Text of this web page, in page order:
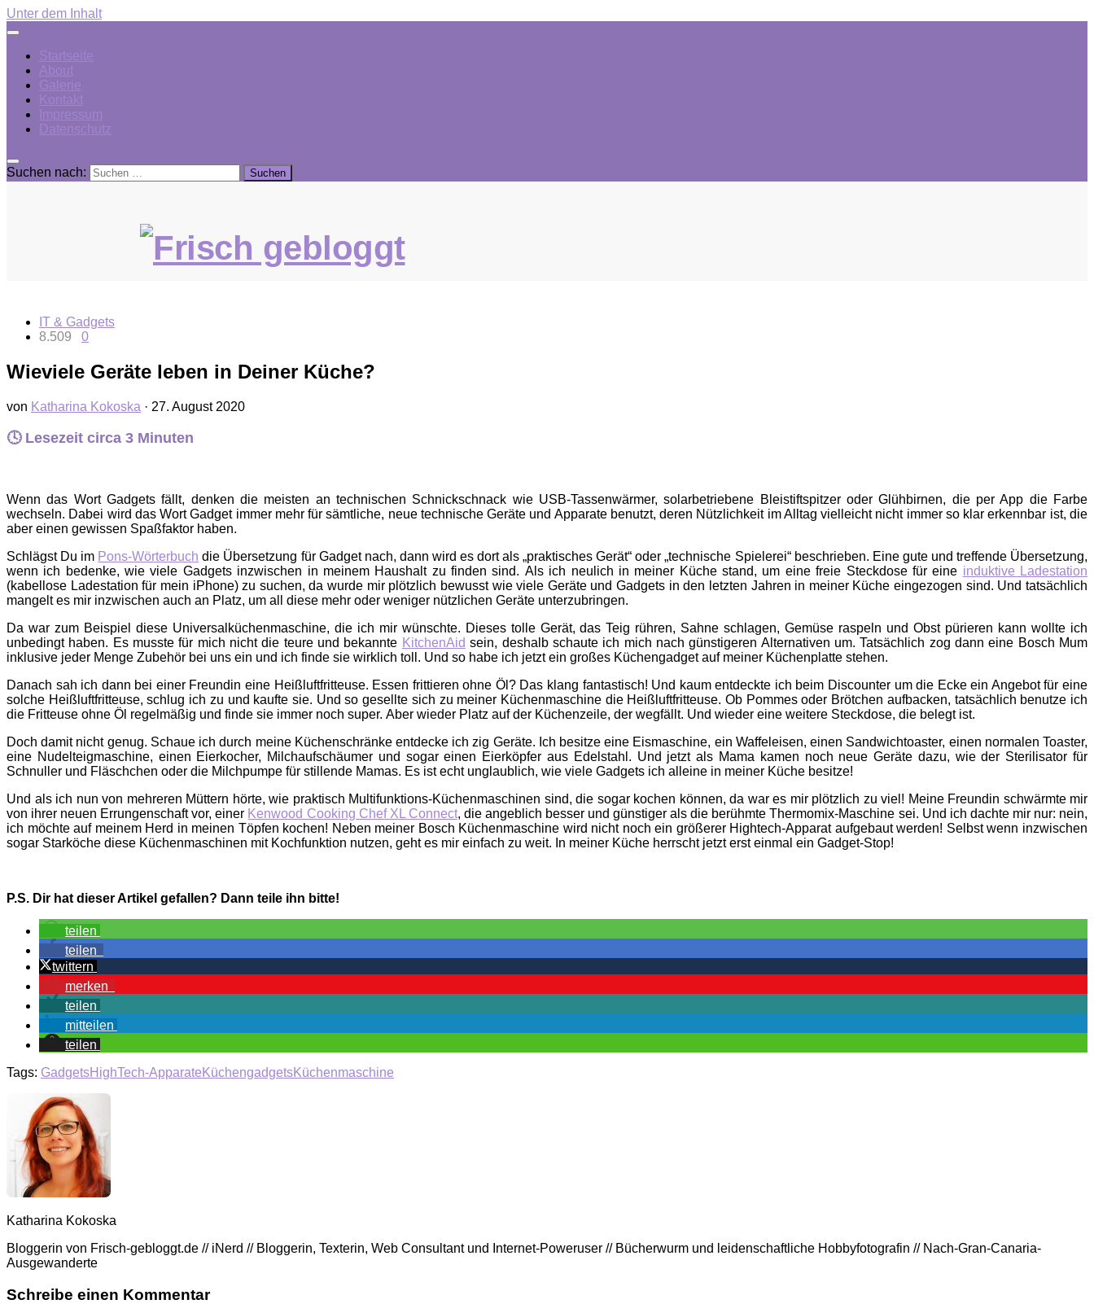
Unter dem Inhalt
Startseite
About
Galerie
Kontakt
Impressum
Datenschutz
Suchen nach:
IT & Gadgets
8.509 0
Wieviele Geräte leben in Deiner Küche?
von Katharina Kokoska · 27. August 2020
🕓 Lesezeit circa 3 Minuten
Wenn das Wort Gadgets fällt, denken die meisten an technischen Schnickschnack wie USB-Tassenwärmer, solarbetriebene Bleistiftspitzer oder Glühbirnen, die per App die Farbe
wechseln. Dabei wird das Wort Gadget immer mehr für sämtliche, neue technische Geräte und Apparate benutzt, deren Nützlichkeit im Alltag vielleicht nicht immer so klar erkennbar ist, die
aber einen gewissen Spaßfaktor haben.
Schlägst Du im Pons-Wörterbuch die Übersetzung für Gadget nach, dann wird es dort als „praktisches Gerät“ oder „technische Spielerei“ beschrieben. Eine gute und treffende Übersetzung,
wenn ich bedenke, wie viele Gadgets inzwischen in meinem Haushalt zu finden sind. Als ich neulich in meiner Küche stand, um eine freie Steckdose für eine induktive Ladestation
(kabellose Ladestation für mein iPhone) zu suchen, da wurde mir plötzlich bewusst wie viele Geräte und Gadgets in den letzten Jahren in meiner Küche eingezogen sind. Und tatsächlich
mangelt es mir inzwischen auch an Platz, um all diese mehr oder weniger nützlichen Geräte unterzubringen.
Da war zum Beispiel diese Universalküchenmaschine, die ich mir wünschte. Dieses tolle Gerät, das Teig rühren, Sahne schlagen, Gemüse raspeln und Obst pürieren kann wollte ich
unbedingt haben. Es musste für mich nicht die teure und bekannte KitchenAid sein, deshalb schaute ich mich nach günstigeren Alternativen um. Tatsächlich zog dann eine Bosch Mum
inklusive jeder Menge Zubehör bei uns ein und ich finde sie wirklich toll. Und so habe ich jetzt ein großes Küchengadget auf meiner Küchenplatte stehen.
Danach sah ich dann bei einer Freundin eine Heißluftfritteuse. Essen frittieren ohne Öl? Das klang fantastisch! Und kaum entdeckte ich beim Discounter um die Ecke ein Angebot für eine
solche Heißluftfritteuse, schlug ich zu und kaufte sie. Und so gesellte sich zu meiner Küchenmaschine die Heißluftfritteuse. Ob Pommes oder Brötchen aufbacken, tatsächlich benutze ich
die Fritteuse ohne Öl regelmäßig und finde sie immer noch super. Aber wieder Platz auf der Küchenzeile, der wegfällt. Und wieder eine weitere Steckdose, die belegt ist.
Doch damit nicht genug. Schaue ich durch meine Küchenschränke entdecke ich zig Geräte. Ich besitze eine Eismaschine, ein Waffeleisen, einen Sandwichtoaster, einen normalen Toaster,
eine Nudelteigmaschine, einen Eierkocher, Milchaufschäumer und sogar einen Eierköpfer aus Edelstahl. Und jetzt als Mama kamen noch neue Geräte dazu, wie der Sterilisator für
Schnuller und Fläschchen oder die Milchpumpe für stillende Mamas. Es ist echt unglaublich, wie viele Gadgets ich alleine in meiner Küche besitze!
Und als ich nun von mehreren Müttern hörte, wie praktisch Multifunktions-Küchenmaschinen sind, die sogar kochen können, da war es mir plötzlich zu viel! Meine Freundin schwärmte mir
von ihrer neuen Errungenschaft vor, einer Kenwood Cooking Chef XL Connect, die angeblich besser und günstiger als die berühmte Thermomix-Maschine sei. Und ich dachte mir nur: nein,
ich möchte auf meinem Herd in meinen Töpfen kochen! Neben meiner Bosch Küchenmaschine wird nicht noch ein größerer Hightech-Apparat aufgebaut werden! Selbst wenn inzwischen
sogar Starköche diese Küchenmaschinen mit Kochfunktion nutzen, geht es mir einfach zu weit. In meiner Küche herrscht jetzt erst einmal ein Gadget-Stop!
P.S. Dir hat dieser Artikel gefallen? Dann teile ihn bitte!
teilen
teilen
twittern
merken
teilen
mitteilen
teilen
Tags: GadgetsHighTech-Apparate KüchengadgetsKüchenmaschine
Katharina Kokoska
Bloggerin von Frisch-gebloggt.de // iNerd // Bloggerin, Texterin, Web Consultant und Internet-Poweruser // Bücherwurm und leidenschaftliche Hobbyfotografin // Nach-Gran-Canaria-
Ausgewanderte
Schreibe einen Kommentar